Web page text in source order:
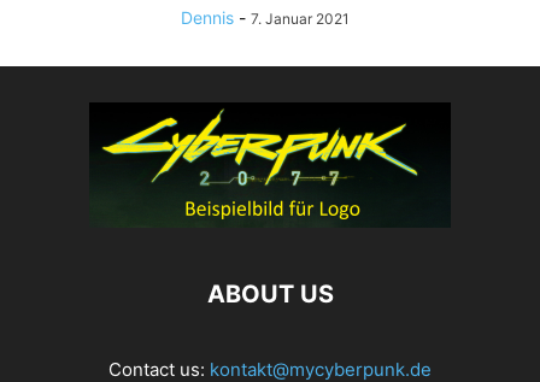
Dennis - 7. Januar 2021
ABOUT US
Contact us: kontakt@mycyberpunk.de